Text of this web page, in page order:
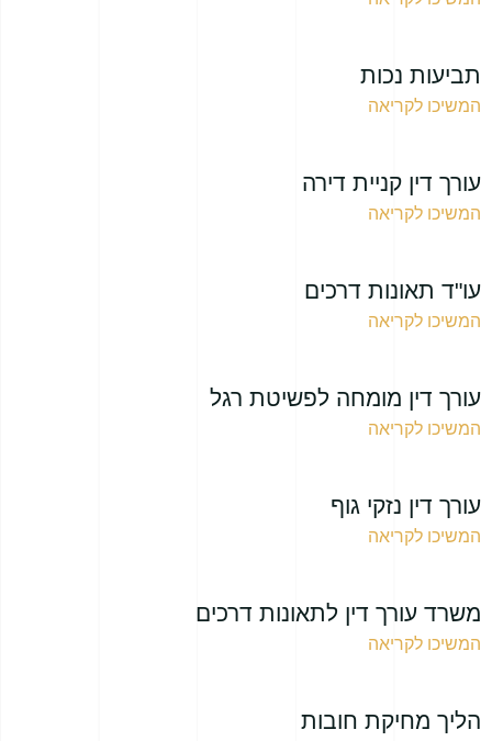
תביעות נכות
המשיכו לקריאה
עורך דין קניית דירה
המשיכו לקריאה
עו"ד תאונות דרכים
המשיכו לקריאה
עורך דין מומחה לפשיטת רגל
המשיכו לקריאה
עורך דין נזקי גוף
המשיכו לקריאה
משרד עורך דין לתאונות דרכים
המשיכו לקריאה
הליך מחיקת חובות